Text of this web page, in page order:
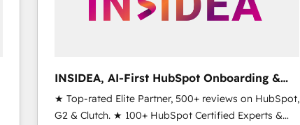
INSIDEA, AI-First HubSpot Onboarding &
RevOps
★ Top-rated Elite Partner, 500+ reviews on HubSpot,
G2 & Clutch. ★ 100+ HubSpot Certified Experts &